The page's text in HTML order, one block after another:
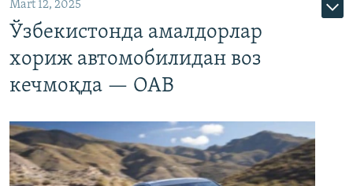
Mart 12, 2025
Ўзбекистонда амалдорлар
хориж автомобилидан воз
кечмоқда — ОАВ